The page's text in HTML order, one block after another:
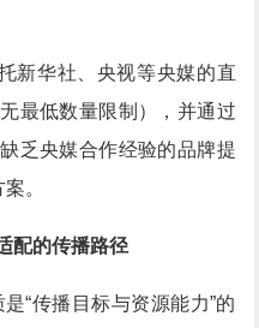
新华社、央视等央媒的直
最低数量限制），并通过
乏央媒合作经验的品牌提
。
配的传播路径
“传播目标与资源能力”的